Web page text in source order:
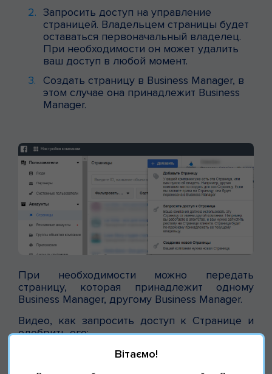
Запросить доступ на управление
страницей. Владельцем страницы будет
оставаться первоначальный владелец.
При необходимости он может удалить
ваш доступ в любой момент.
Создать страницу в Business Manager, в
этом случае она принадлежит Business
Manager.
При необходимости можно передать
страницу, которая принадлежит одному
Business Manager, другому Business Manager.
Видео, как запросить доступ к Странице и
одобрить его:
Вітаємо!